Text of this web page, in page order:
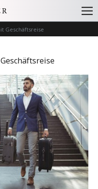
Geschäftsreise